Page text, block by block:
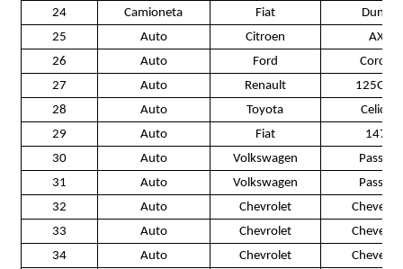
24
Camioneta Fiat
Duna
25
Auto Citroen
AX
26
Auto Ford
Corcel
27
Auto Renault
125GTL
28
Auto Toyota
Celica
29
Auto Fiat
147
30
Auto Volkswagen
Passat
31
Auto Volkswagen
Passat
32
Auto Chevrolet
Chevette
33
Auto Chevrolet
Chevette
34
Auto Chevrolet
Chevette